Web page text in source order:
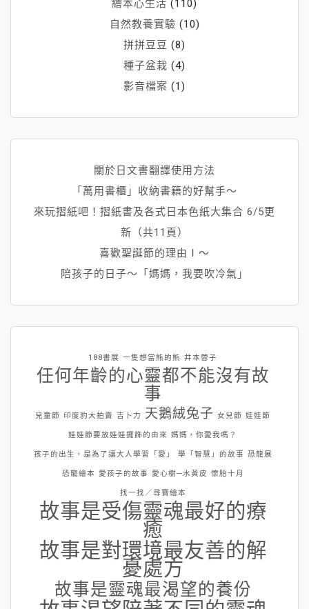
繪本心生活 (110)
自然教養實驗 (10)
拼拼豆豆 (8)
種子盆栽 (4)
影音檔案 (1)
關於日文書翻譯使用方法
「萬用書櫃」收納書籍的好幫手～
來玩摺紙吧！摺紙書及各式日本色紙大集合 6/5更
新（共11頁）
喜歡聖誕節的理由Ⅰ～
陪孩子的日子～「媽媽，我要吹冷氣」
188書展 一隻想當熊的熊 井本蓉子
任何年齡的心靈都不能沒有故
事
兒童節 印度豹大拍賣 吉卜力 天鵝絨兔子 女兒節 娃娃節
娃娃節要放娃娃擺飾的由來 媽媽，你愛我嗎？
孩子的出生，是為了讓大人學習「愛」 學「智慧」的故事 恐龍展
恐龍繪本 愛孩子的故事 愛心樹─水黃皮 懷胎十月
找一找／尋寶繪本
故事是受傷靈魂最好的療
癒
故事是對環境最友善的解
憂處方
故事是靈魂最渴望的養份